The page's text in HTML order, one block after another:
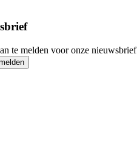
te melden voor onze nieuwsbrief